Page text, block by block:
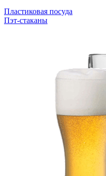
Пластиковая посуда
Пэт-стаканы